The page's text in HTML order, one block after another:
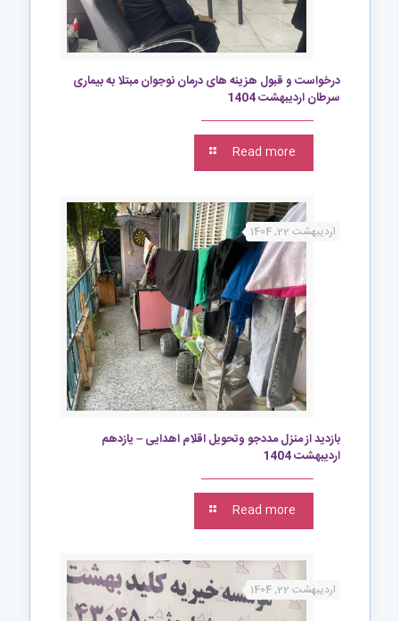
درخواست و قبول هزینه های درمان نوجوان مبتلا به بیماری
سرطان اردیبهشت 1404
Read more
اردیبهشت 22, 1404
بازدید از منزل مددجو وتحویل اقلام اهدایی – یازدهم
اردیبهشت 1404
Read more
اردیبهشت 22, 1404